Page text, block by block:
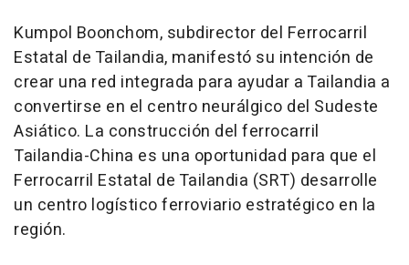
Kumpol Boonchom, subdirector del Ferrocarril
Estatal de Tailandia, manifestó su intención de
crear una red integrada para ayudar a Tailandia a
convertirse en el centro neurálgico del Sudeste
Asiático. La construcción del ferrocarril
Tailandia-China es una oportunidad para que el
Ferrocarril Estatal de Tailandia (SRT) desarrolle
un centro logístico ferroviario estratégico en la
región.